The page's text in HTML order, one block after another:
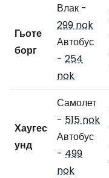
Гьоте
борг
Влак -
299 nok
Автобус
- 254
nok
Хаугес
унд
Самолет
- 515 nok
Автобус
- 499
nok